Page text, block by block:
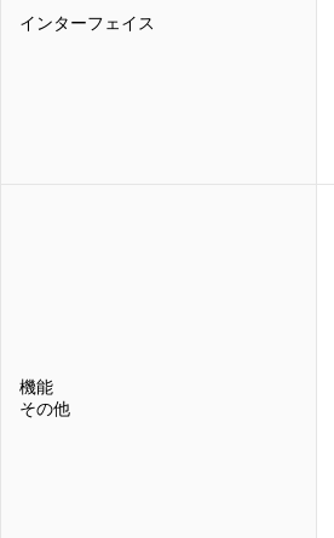
インターフェイス
機能
その他